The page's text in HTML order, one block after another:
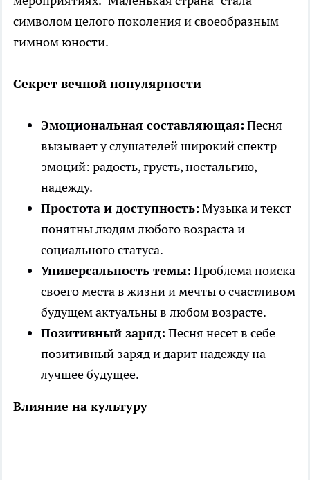
символом целого поколения и своеобразным
гимном юности.
Секрет вечной популярности
Эмоциональная составляющая: Песня
вызывает у слушателей широкий спектр
эмоций: радость, грусть, ностальгию,
надежду.
Простота и доступность: Музыка и текст
понятны людям любого возраста и
социального статуса.
Универсальность темы: Проблема поиска
своего места в жизни и мечты о счастливом
будущем актуальны в любом возрасте.
Позитивный заряд: Песня несет в себе
позитивный заряд и дарит надежду на
лучшее будущее.
Влияние на культуру